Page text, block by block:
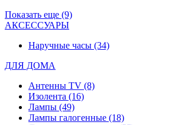
Показать еще (9)
АКСЕССУАРЫ
Наручные часы (34)
ДЛЯ ДОМА
Антенны TV (8)
Изолента (16)
Лампы (49)
Лампы галогенные (18)